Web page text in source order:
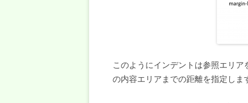
このようにインデントは参照エリ
の内容エリアまでの距離を指定しま